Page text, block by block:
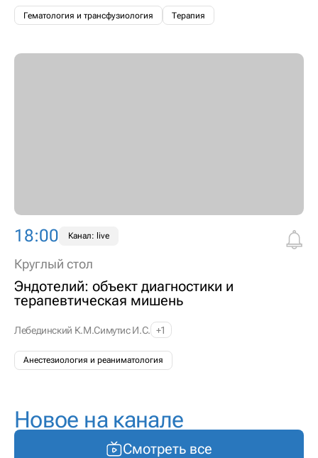
Гематология и трансфузиология Терапия
18:00 Канал: live
Круглый стол
Эндотелий: объект диагностики и
терапевтическая мишень
Лебединский К.М.Симутис И.С. +1
Анестезиология и реаниматология
Новое на канале
Смотреть все